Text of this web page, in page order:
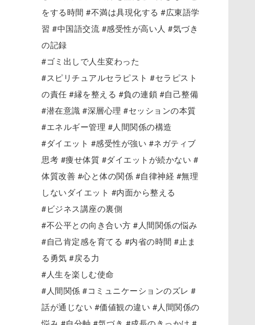
をする時間 #不満は具現化する #広東語学
習 #中国語交流 #感受性が高い人 #気づき
の記録
#ゴミ出しで人生変わった
#スピリチュアルセラピスト #セラピスト
の責任 #縁を整える #負の連鎖 #自己整備
#潜在意識 #深層心理 #セッションの本質
#エネルギー管理 #人間関係の構造
#ダイエット #感受性が強い #ネガティブ
思考 #痩せ体質 #ダイエットが続かない #
体質改善 #心と体の関係 #自律神経 #無理
しないダイエット #内面から整える
#ビジネス講座の裏側
#不公平との向き合い方 #人間関係の悩み
#自己肯定感を育てる #内省の時間 #止ま
る勇気 #戻る力
#人生を楽しむ使命
#人間関係 #コミュニケーションのズレ #
話が通じない #価値観の違い #人間関係の